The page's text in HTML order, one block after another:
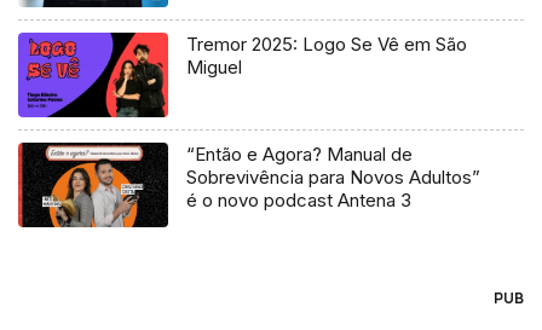
Tremor 2025: Logo Se Vê em São
Miguel
“Então e Agora? Manual de
Sobrevivência para Novos Adultos”
é o novo podcast Antena 3
PUB